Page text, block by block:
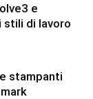
e
di lavoro
stampanti